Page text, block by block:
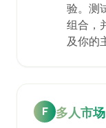
验。测
组合，
及你的
F 多人市场